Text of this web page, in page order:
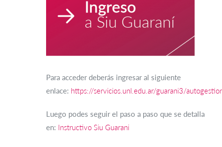
Para acceder deberás ingresar al siguiente
enlace: https://servicios.unl.edu.ar/guarani3/
Luego podes seguir el paso a paso que se detalla
en: Instructivo Siu Guarani